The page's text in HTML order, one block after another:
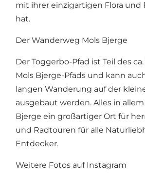
mit ihrer einzigartigen Flora und
hat.
Der Wanderweg Mols Bjerge
Der Toggerbo-Pfad ist Teil des
Mols Bjerge-Pfads und kann
langen Wanderung aufder
ausgebaut werden. Alles in
Bjerge ein großartiger Ort für
und Radtouren für alle
Entdecker.
Weitere Fotos auf Instagram